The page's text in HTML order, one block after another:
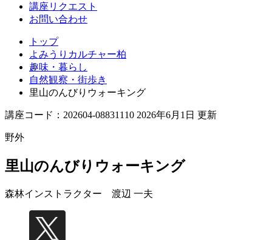
講座リクエスト
お問い合わせ
トップ
よみうりカルチャー柏
趣味・暮らし
自然観察・街歩き
里山のんびりウォーキング
講座コード：202604-08831110 2026年6月1日 更新
野外
里山のんびりウォーキング
森林インストラクター 渡辺 一夫